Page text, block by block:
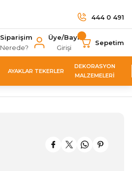
444 0 491
Siparişim
Nerede?
Üye/Bayi
Girişi
Sepetim
AYAKLAR TEKERLER
DEKORASYON
MALZEMELERİ